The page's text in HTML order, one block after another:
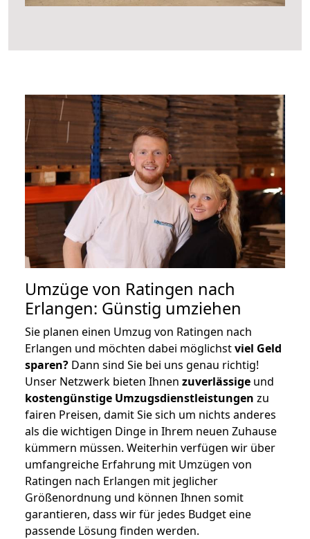
Umzüge von Ratingen nach
Erlangen: Günstig umziehen
Sie planen einen Umzug von Ratingen nach
Erlangen und möchten dabei möglichstviel Geld
sparen? Dann sind Sie bei uns genau richtig!
Unser Netzwerk bieten Ihnen zuverlässige und
kostengünstige Umzugsdienstleistungen zu
fairen Preisen, damit Sie sich um nichts anderes
als die wichtigen Dinge in Ihrem neuen Zuhause
kümmern müssen. Weiterhin verfügen wir über
umfangreiche Erfahrung mit Umzügen von
Ratingen nach Erlangen mit jeglicher
Größenordnung und können Ihnen somit
garantieren, dass wir für jedes Budget eine
passende Lösung finden werden.